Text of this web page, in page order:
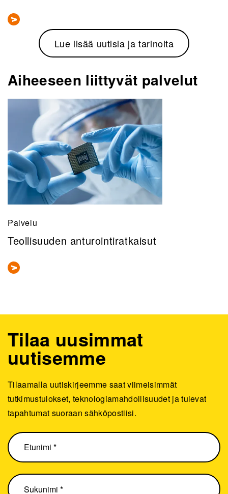
Lue lisää uutisia ja tarinoita
Aiheeseen liittyvät palvelut
Palvelu
Teollisuuden anturointiratkaisut
Tilaa uusimmat
uutisemme
Tilaamalla uutiskirjeemme saat viimeisimmät
tutkimustulokset, teknologiamahdollisuudet ja tulevat
tapahtumat suoraan sähköpostiisi.